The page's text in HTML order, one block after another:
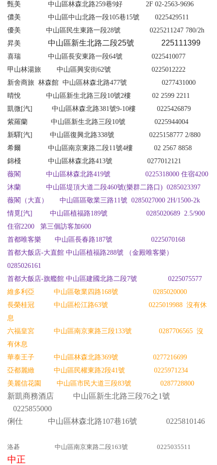
甄美
中山區林森北路259巷9好 2F 02-2563-9696
儂美 中山區中山北路一段105巷15號 0225429511
優美 中山區民生東路一段28號 0225211247 780/2h
昇美
中山區新生北路二段25號 225111399
喜瑞 中山區長安東路一段64號 0225410077
甲山林湯旅
中山區興安街62號 0225012222
新舍商旅 林森館 中山區林森北路477號 0277431000
晴悅
中山區新生北路三段10號2樓 02 2599 2211
凱微[汽] 中山區林森北路381號9-10樓 0225426879
紫羅蘭
中山區新生北路三段10號 0225944004
新驛[汽] 中山區復興北路338號 0225158777 2/880
希爾
中山區南京東路二段11號4樓 02 2567 8858
錦棧
中山區林森北路413號 0277012121
薇閣 中山區林森北路419號 0225318000 住宿4200
沐蘭 中 山區堤頂大道二段460號(樂群二路口 ) 0285023397
薇閣（大直）
中山區 區敬業三路11號 0285027000 2H/1500-2k
情覓[汽]
中山區植福路189號 0285020689 2.5/900
住宿2200 第三個訪客加600
首都唯客樂 中山區長春路187號 0225070168
首都大飯店-大直館 中山區植福路288號 （金殿唯客樂）
0285026161
首都大飯店-旗艦館 中山區建國北路二段7號
0225075577
維多利亞 中山區敬業四路168號 0285020000
長榮桂冠
中山區松江路63號 0225019988 沒有休
息
六福皇宮 中山區南京東路三段133號 0287706565 沒
有休息
華泰王子 中山區林森北路369號 0277216699
亞都麗緻
中山區民權東路2段41號 0225971234
美麗信花園 中山區市民大道三段83號 0287728800
新凱商務酒店 中山區新生北路三段76之1號
0225855000
俐仕 中山區林森北路107巷16號 0225810146
洛碁 中山區南京東路二段163號 0225035511
中正